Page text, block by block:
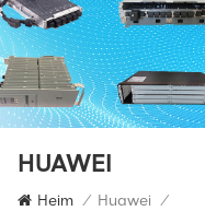
HUAWEI
Heim / Huawei /